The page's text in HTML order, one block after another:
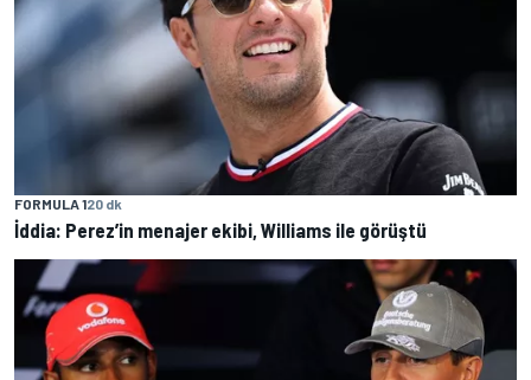
FORMULA 120 dk
İddia: Perez’in menajer ekibi, Williams ile görüştü